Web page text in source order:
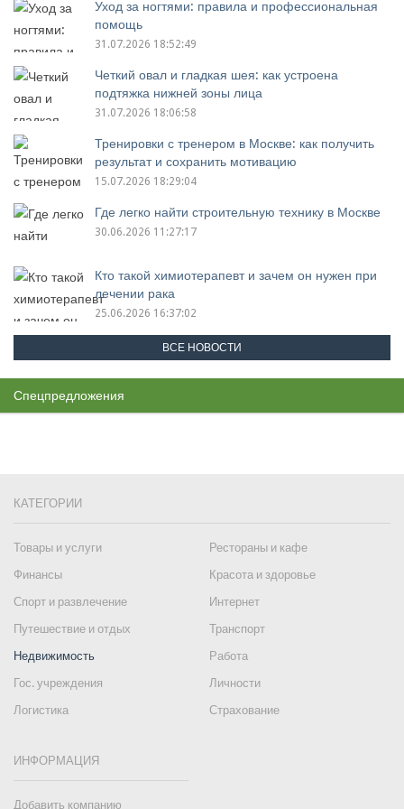
Уход за ногтями: правила и профессиональная
помощь
31.07.2026 18:52:49
Четкий овал и гладкая шея: как устроена
подтяжка нижней зоны лица
31.07.2026 18:06:58
Тренировки с тренером в Москве: как получить
результат и сохранить мотивацию
15.07.2026 18:29:04
Где легко найти строительную технику в Москве
30.06.2026 11:27:17
Кто такой химиотерапевт и зачем он нужен при
лечении рака
25.06.2026 16:37:02
ВСЕ НОВОСТИ
Спецпредложения
КАТЕГОРИИ
Товары и услуги
Рестораны и кафе
Финансы
Красота и здоровье
Спорт и развлечение
Интернет
Путешествие и отдых
Транспорт
Недвижимость
Работа
Гос. учреждения
Личности
Логистика
Страхование
ИНФОРМАЦИЯ
Добавить компанию